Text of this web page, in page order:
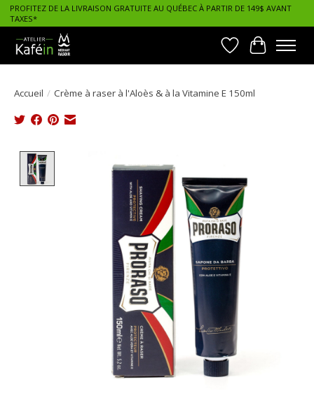
PROFITEZ DE LA LIVRAISON GRATUITE AU QUÉBEC À PARTIR DE 149$ AVANT
TAXES*
Liste dePanier
Accueil / Crème à raser à l'Aloès & à la Vitamine E 150ml